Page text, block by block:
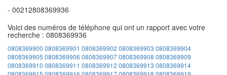
- 00212808369936
Voici des numéros de téléphone qui ont un rapport avec votre
recherche : 0808369936
0808369900 0808369901 0808369902 0808369903 0808369904
0808369905 0808369906 08083699070808369908 0808369909
0808369910 0808369911 0808369912 0808369913 0808369914